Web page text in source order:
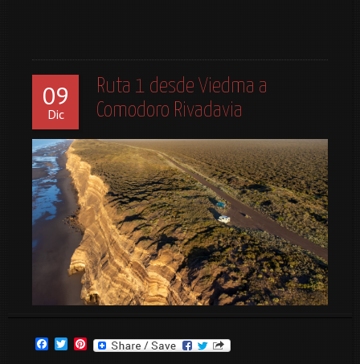
09
Dic
Ruta 1 desde Viedma a
Comodoro Rivadavia
Facebook
TwitterPinterest